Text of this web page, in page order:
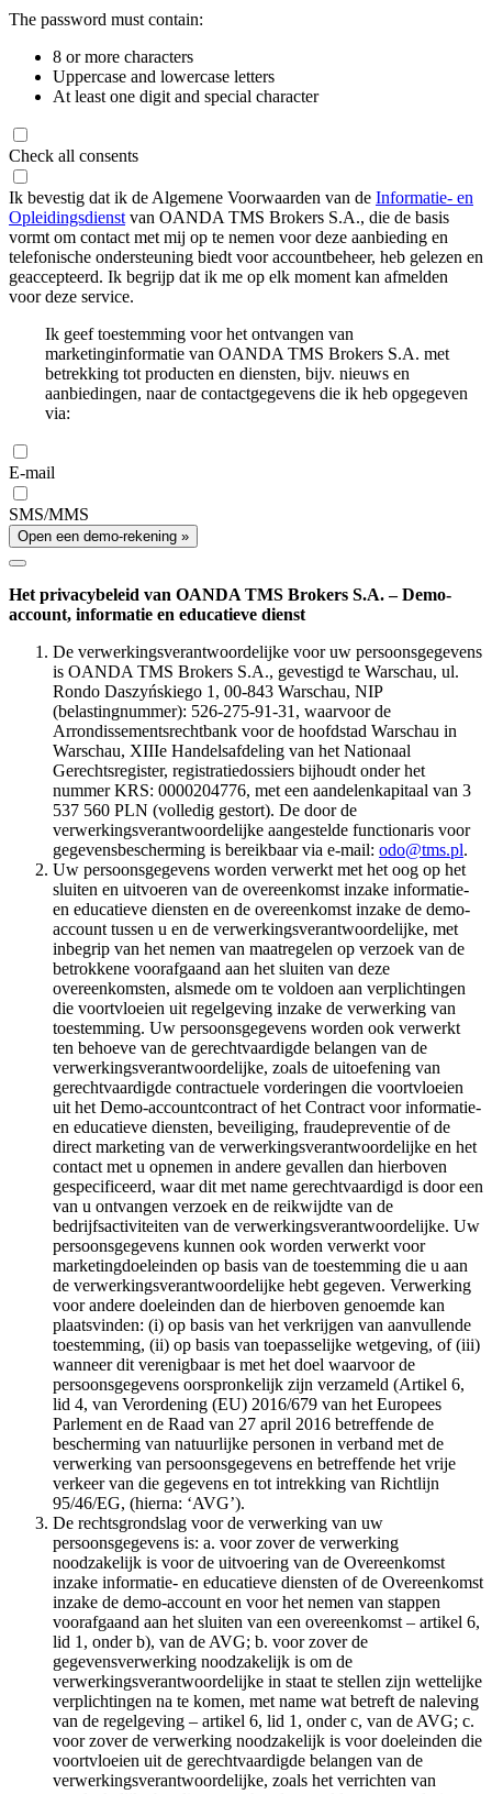
The password must contain:
8 or more characters
Uppercase and lowercase letters
At least one digit and special character
Check all consents
Ik bevestig dat ik de Algemene Voorwaarden van de Informatie- en
Opleidingsdienst van OANDA TMS Brokers S.A., die de basis
vormt om contact met mij op te nemen voor deze aanbieding en
telefonische ondersteuning biedt voor accountbeheer, heb gelezen en
geaccepteerd. Ik begrijp dat ik me op elk moment kan afmelden
voor deze service.
Ik geef toestemming voor het ontvangen van
marketinginformatie van OANDA TMS Brokers S.A. met
betrekking tot producten en diensten, bijv. nieuws en
aanbiedingen, naar de contactgegevens die ik heb opgegeven
via:
E-mail
SMS/MMS
Open een demo-rekening »
Het privacybeleid van OANDA TMS Brokers S.A. – Demo-
account, informatie en educatieve dienst
De verwerkingsverantwoordelijke voor uw persoonsgegevens
is OANDA TMS Brokers S.A., gevestigd te Warschau, ul.
Rondo Daszyńskiego 1, 00-843 Warschau, NIP
(belastingnummer): 526-275-91-31, waarvoor de
Arrondissementsrechtbank voor de hoofdstad Warschau in
Warschau, XIIIe Handelsafdeling van het Nationaal
Gerechtsregister, registratiedossiers bijhoudt onder het
nummer KRS: 0000204776, met een aandelenkapitaal van 3
537 560 PLN (volledig gestort). De door de
verwerkingsverantwoordelijke aangestelde functionaris voor
gegevensbescherming is bereikbaar via e-mail: odo@tms.pl.
Uw persoonsgegevens worden verwerkt met het oog op het
sluiten en uitvoeren van de overeenkomst inzake informatie-
en educatieve diensten en de overeenkomst inzake de demo-
account tussen u en de verwerkingsverantwoordelijke, met
inbegrip van het nemen van maatregelen op verzoek van de
betrokkene voorafgaand aan het sluiten van deze
overeenkomsten, alsmede om te voldoen aan verplichtingen
die voortvloeien uit regelgeving inzake de verwerking van
toestemming. Uw persoonsgegevens worden ook verwerkt
ten behoeve van de gerechtvaardigde belangen van de
verwerkingsverantwoordelijke, zoals de uitoefening van
gerechtvaardigde contractuele vorderingen die voortvloeien
uit het Demo-accountcontract of het Contract voor informatie-
en educatieve diensten, beveiliging, fraudepreventie of de
direct marketing van de verwerkingsverantwoordelijke en het
contact met u opnemen in andere gevallen dan hierboven
gespecificeerd, waar dit met name gerechtvaardigd is door een
van u ontvangen verzoek en de reikwijdte van de
bedrijfsactiviteiten van de verwerkingsverantwoordelijke. Uw
persoonsgegevens kunnen ook worden verwerkt voor
marketingdoeleinden op basis van de toestemming die u aan
de verwerkingsverantwoordelijke hebt gegeven. Verwerking
voor andere doeleinden dan de hierboven genoemde kan
plaatsvinden: (i) op basis van het verkrijgen van aanvullende
toestemming, (ii) op basis van toepasselijke wetgeving, of (iii)
wanneer dit verenigbaar is met het doel waarvoor de
persoonsgegevens oorspronkelijk zijn verzameld (Artikel 6,
lid 4, van Verordening (EU) 2016/679 van het Europees
Parlement en de Raad van 27 april 2016 betreffende de
bescherming van natuurlijke personen in verband met de
verwerking van persoonsgegevens en betreffende het vrije
verkeer van die gegevens en tot intrekking van Richtlijn
95/46/EG, (hierna: ‘AVG’).
De rechtsgrondslag voor de verwerking van uw
persoonsgegevens is: a. voor zover de verwerking
noodzakelijk is voor de uitvoering van de Overeenkomst
inzake informatie- en educatieve diensten of de Overeenkomst
inzake de demo-account en voor het nemen van stappen
voorafgaand aan het sluiten van een overeenkomst – artikel 6,
lid 1, onder b), van de AVG; b. voor zover de
gegevensverwerking noodzakelijk is om de
verwerkingsverantwoordelijke in staat te stellen zijn wettelijke
verplichtingen na te komen, met name wat betreft de naleving
van de regelgeving – artikel 6, lid 1, onder c, van de AVG; c.
voor zover de verwerking noodzakelijk is voor doeleinden die
voortvloeien uit de gerechtvaardigde belangen van de
verwerkingsverantwoordelijke, zoals het verrichten van